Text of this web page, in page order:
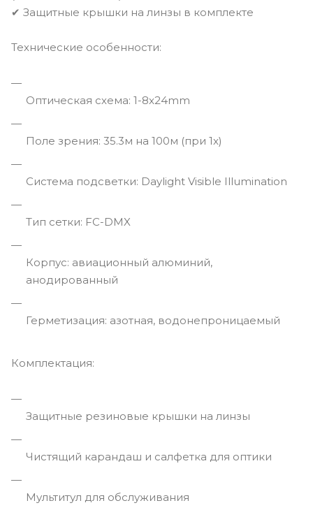
✔ Защитные крышки на линзы в комплекте
Технические особенности:
Оптическая схема: 1-8x24mm
Поле зрения: 35.3м на 100м (при 1x)
Система подсветки: Daylight Visible Illumination
Тип сетки: FC-DMX
Корпус: авиационный алюминий,
анодированный
Герметизация: азотная, водонепроницаемый
Комплектация:
Защитные резиновые крышки на линзы
Чистящий карандаш и салфетка для оптики
Мультитул для обслуживания